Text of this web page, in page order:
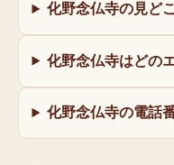
化野念仏寺の見ど
化野念仏寺はどの
化野念仏寺の電話